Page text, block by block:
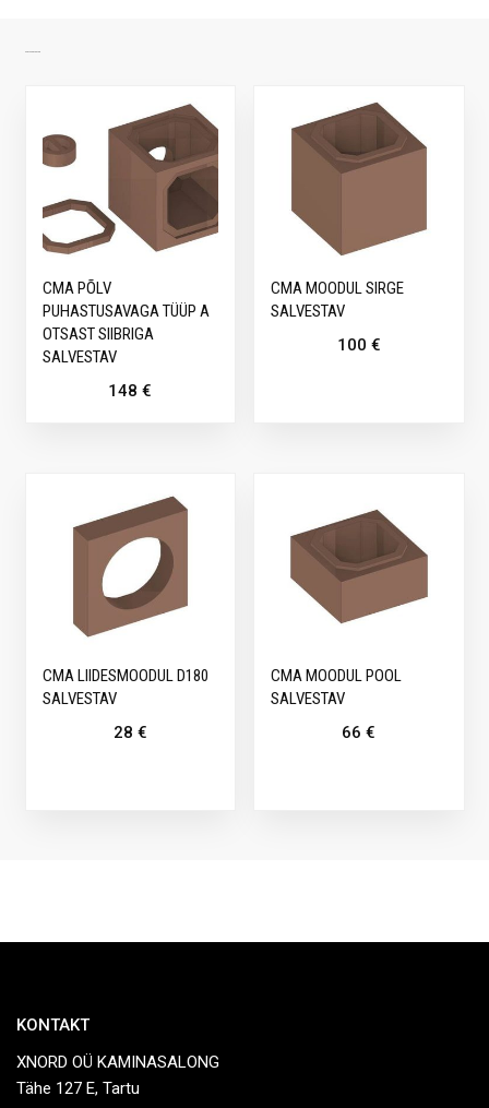
CMA PÕLV
PUHASTUSAVAGA TÜÜP A
OTSAST SIIBRIGA
SALVESTAV
148€
CMA MOODUL SIRGE
SALVESTAV
100 €
CMA LIIDESMOODUL D180
SALVESTAV
28 €
CMA MOODUL POOL
SALVESTAV
66€
KONTAKT
XNORD OÜ KAMINASALONG
Tähe 127 E, Tartu